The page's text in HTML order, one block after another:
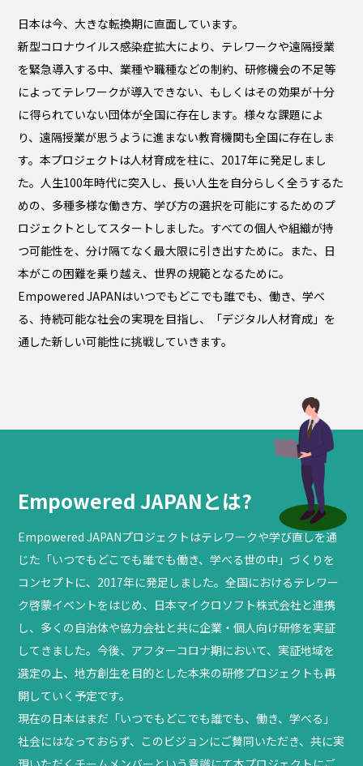
日本は今、大きな転換期に直面しています。
新型コロナウイルス感染症拡大により、テレワークや遠隔授業
を緊急導入する中、業種や職種などの制約、研修機会の不足等
によってテレワークが導入できない、もしくはその効果が十分
に得られていない団体が全国に存在します。様々な課題によ
り、遠隔授業が思うように進まない教育機関も全国に存在しま
す。本プロジェクトは人材育成を柱に、2017年に発足しまし
た。人生100年時代に突入し、長い人生を自分らしく全うするた
めの、多種多様な働き方、学び方の選択を可能にするためのプ
ロジェクトとしてスタートしました。すべての個人や組織が持
つ可能性を、分け隔てなく最大限に引き出すために。また、日
本がこの困難を乗り越え、世界の規範となるために。
Empowered JAPANはいつでもどこでも誰でも、働き、学べ
る、持続可能な社会の実現を目指し、「デジタル人材育成」を
通した新しい可能性に挑戦していきます。
Empowered JAPANとは?
Empowered JAPANプロジェクトはテレワークや学び直しを通
じた「いつでもどこでも誰でも働き、学べる世の中」づくりを
コンセプトに、2017年に発足しました。全国におけるテレワー
ク啓蒙イベントをはじめ、日本マイクロソフト株式会社と連携
し、多くの自治体や協力会社と共に企業・個人向け研修を実証
してきました。今後、アフターコロナ期において、実証地域を
選定の上、地方創生を目的とした本来の研修プロジェクトも再
開していく予定です。
現在の日本はまだ「いつでもどこでも誰でも、働き、学べる」
社会にはなっておらず、このビジョンにご賛同いただき、共に実